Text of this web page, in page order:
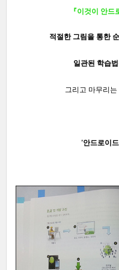
『이것이 안드
적절한 그림을 통한
일관된 학습법
그리고 마무리
'안드로이